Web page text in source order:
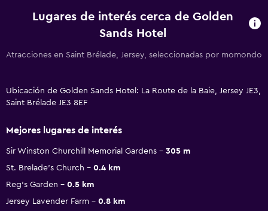
Lugares de interés cerca de Golden
Sands Hotel
Atracciones en Saint Brélade, Jersey, seleccionadas por momondo
Ubicación de Golden Sands Hotel: La Route de la Baie, Jersey JE3,
Saint Brélade JE3 8EF
Mejores lugares de interés
Sir Winston Churchill Memorial Gardens
305 m
St. Brelade's Church
0.4 km
Reg's Garden
0.5 km
Jersey Lavender Farm
0.8 km